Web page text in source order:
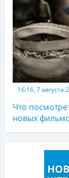
16:16, 7 августа
Что
новых